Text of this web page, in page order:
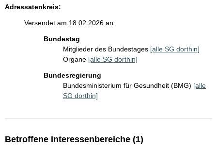
Adressatenkreis:
Versendet am 18.02.2026 an:
Bundestag
Mitglieder des Bundestages [alle SG dorthin]
Organe [alle SG dorthin]
Bundesregierung
Bundesministerium für Gesundheit (BMG) [alle
SG dorthin]
Betroffene Interessenbereiche (1)